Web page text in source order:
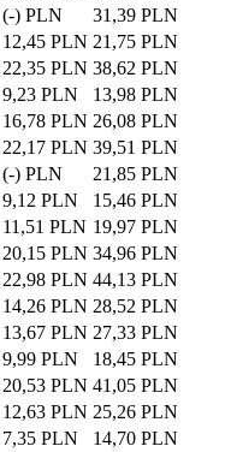
(-) PLN
31,39 PLN
12,45 PLN 21,75 PLN
22,35 PLN 38,62 PLN
9,23 PLN
13,98 PLN
16,78 PLN 26,08 PLN
22,17 PLN 39,51 PLN
(-) PLN
21,85 PLN
9,12 PLN
15,46 PLN
11,51 PLN 19,97 PLN
20,15 PLN 34,96 PLN
22,98 PLN 44,13 PLN
14,26 PLN 28,52 PLN
13,67 PLN 27,33 PLN
9,99 PLN
18,45 PLN
20,53 PLN 41,05 PLN
12,63 PLN 25,26 PLN
7,35 PLN
14,70 PLN